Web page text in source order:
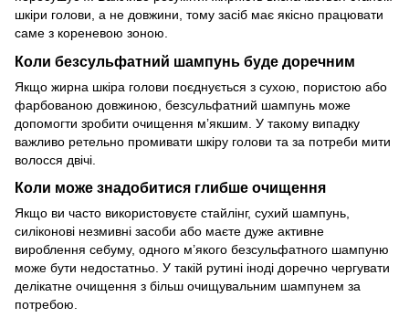
шкіри голови, а не довжини, тому засіб має якісно працювати
саме з кореневою зоною.
Коли безсульфатний шампунь буде доречним
Якщо жирна шкіра голови поєднується з сухою, пористою або
фарбованою довжиною, безсульфатний шампунь може
допомогти зробити очищення м’якшим. У такому випадку
важливо ретельно промивати шкіру голови та за потреби мити
волосся двічі.
Коли може знадобитися глибше очищення
Якщо ви часто використовуєте стайлінг, сухий шампунь,
силіконові незмивні засоби або маєте дуже активне
вироблення себуму, одного м’якого безсульфатного шампуню
може бути недостатньо. У такій рутині іноді доречно чергувати
делікатне очищення з більш очищувальним шампунем за
потребою.